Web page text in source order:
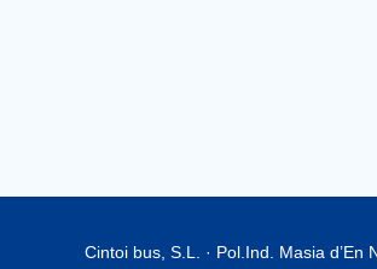
Cintoi bus, S.L. · Pol.Ind. Masia d’En